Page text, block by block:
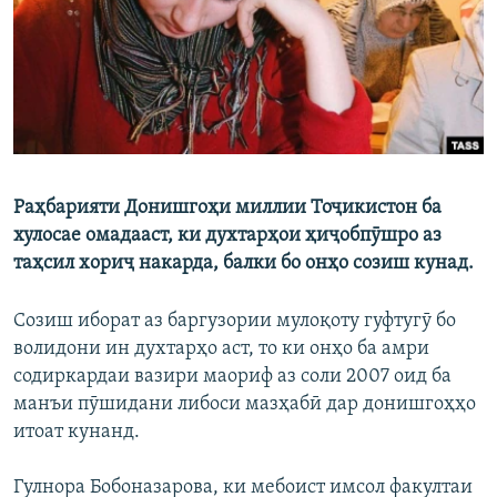
ГУЗОРИШҲОИ РАДИОӢ
ПАЙГИРӢ КУНЕД
Ҳамаи сомонаҳои RFE/RL
Раҳбарияти Донишгоҳи миллии Тоҷикистон ба
хулосае омадааст, ки духтарҳои ҳиҷобпӯшро аз
таҳсил хориҷ накарда, балки бо онҳо созиш кунад.
Созиш иборат аз баргузории мулоқоту гуфтугӯ бо
волидони ин духтарҳо аст, то ки онҳо ба амри
содиркардаи вазири маориф аз соли 2007 оид ба
манъи пӯшидани либоси мазҳабӣ дар донишгоҳҳо
итоат кунанд.
Гулнора Бобоназарова, ки мебоист имсол факултаи